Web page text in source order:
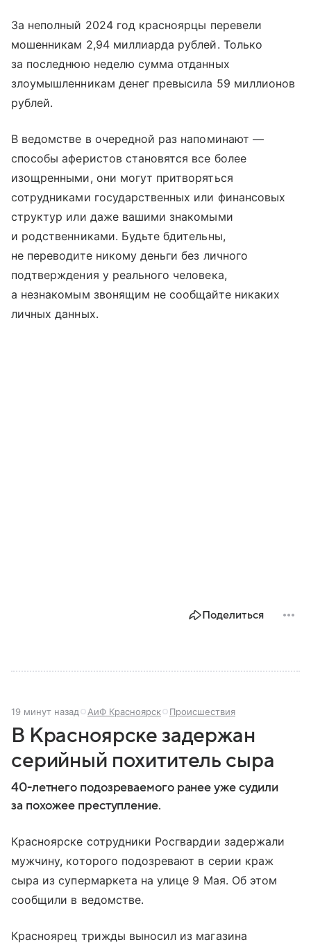
За неполный 2024 год красноярцы перевели
мошенникам 2,94 миллиарда рублей. Только
за последнюю неделю сумма отданных
злоумышленникам денег превысила 59 миллионов
рублей.
В ведомстве в очередной раз напоминают —
способы аферистов становятся все более
изощренными, они могут притворяться
сотрудниками государственных или финансовых
структур или даже вашими знакомыми
и родственниками. Будьте бдительны,
не переводите никому деньги без личного
подтверждения у реального человека,
а незнакомым звонящим не сообщайте никаких
личных данных.
Поделиться
19 минут назад АиФ Красноярск Происшествия
В Красноярске задержан
серийный похититель сыра
40-летнего подозреваемого ранее уже судили
за похожее преступление.
Красноярске сотрудники Росгвардии задержали
мужчину, которого подозревают в серии краж
сыра из супермаркета на улице 9 Мая. Об этом
сообщили в ведомстве.
Красноярец трижды выносил из магазина